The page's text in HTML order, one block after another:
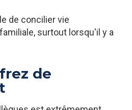
de concilier vie
surtout lorsqu'il y a
de